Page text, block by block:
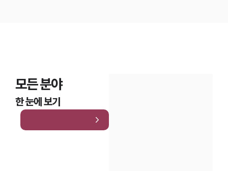
모든 분야
한 눈에 보기